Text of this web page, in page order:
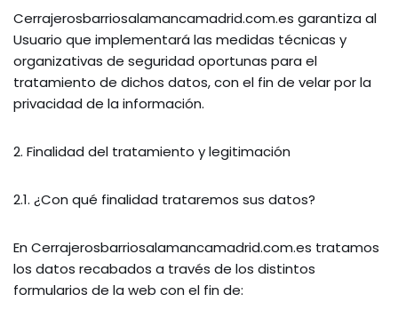
Cerrajerosbarriosalamancamadrid.com.es garantiza al
Usuario que implementará las medidas técnicas y
organizativas de seguridad oportunas para el
tratamiento de dichos datos, con el fin de velar por la
privacidad de la información.
2. Finalidad del tratamiento y legitimación
2.1. ¿Con qué finalidad trataremos sus datos?
En Cerrajerosbarriosalamancamadrid.com.es tratamos
los datos recabados a través de los distintos
formularios de la web con el fin de: